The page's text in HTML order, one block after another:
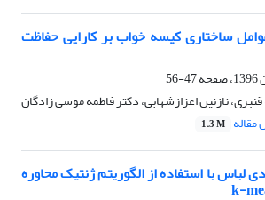
ساختاری کیسه خواب بر کارایی حفاظت
47-56
نازنین اعزازشهابی، دکتر فاطمه موسی زادگان
1.3 M
لباس با استفاده از الگوریتم ژنتیک محاوره